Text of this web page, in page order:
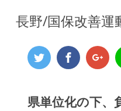
長野/国保改善運
県単位化の下、